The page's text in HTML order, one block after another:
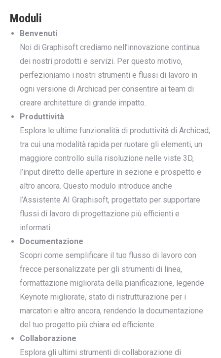
Moduli
Benvenuti
Noi di Graphisoft crediamo nell’innovazione continua
dei nostri prodotti e servizi. Per questo motivo,
perfezioniamo i nostri strumenti e flussi di lavoro in
ogni versione di Archicad per consentire ai team di
creare architetture di grande impatto.
Produttività
Esplora le ultime funzionalità di produttività di Archicad,
tra cui una modalità rapida per ruotare gli elementi, un
maggiore controllo sulla risoluzione nelle viste 3D,
l’input diretto delle aperture in sezione e prospetto e
altro ancora. Questo modulo introduce anche
l’Assistente AI Graphisoft, progettato per supportare
flussi di lavoro di progettazione più efficienti e
informati.
Documentazione
Scopri come semplificare il tuo flusso di lavoro con
frecce personalizzate per gli strumenti di linea,
formattazione migliorata della pianificazione, legende
Keynote migliorate, stato di ristrutturazione per i
marcatori e altro ancora, rendendo la documentazione
del tuo progetto più chiara ed efficiente.
Collaborazione
Esplora gli ultimi strumenti di collaborazione di